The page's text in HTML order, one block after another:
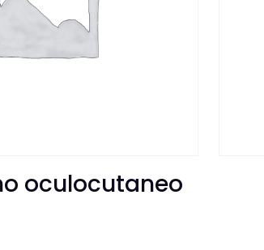
oculocutaneo